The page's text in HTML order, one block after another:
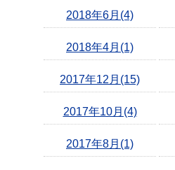
2018年6月(4)
2018年4月(1)
2017年12月(15)
2017年10月(4)
2017年8月(1)